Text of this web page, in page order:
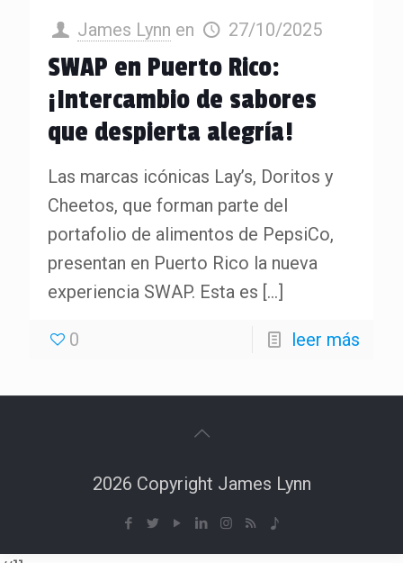
James Lynn en 27/10/2025
SWAP en Puerto Rico:
¡Intercambio de sabores
que despierta alegría!
Las marcas icónicas Lay’s, Doritos y
Cheetos, que forman parte del
portafolio de alimentos de PepsiCo,
presentan en Puerto Rico la nueva
experiencia SWAP. Esta es […]
0 leer más
2026 Copyright James Lynn